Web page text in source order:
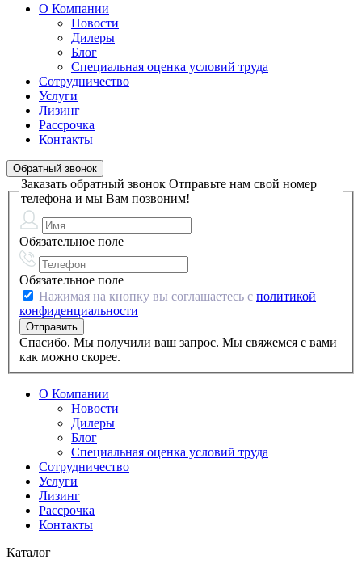
О Компании
Новости
Дилеры
Блог
Специальная оценка условий труда
Сотрудничество
Услуги
Лизинг
Рассрочка
Контакты
Обратный звонок
Заказать обратный звонок Отправьте нам свой номер
телефона и мы Вам позвоним!
Обязательное поле
Обязательное поле
Нажимая на кнопку вы соглашаетесь с политикой
конфиденциальности
Спасибо. Мы получили ваш запрос. Мы свяжемся с вами
как можно скорее.
О Компании
Новости
Дилеры
Блог
Специальная оценка условий труда
Сотрудничество
Услуги
Лизинг
Рассрочка
Контакты
Каталог